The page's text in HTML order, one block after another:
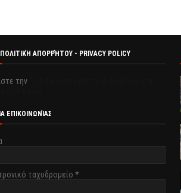
ΠΟΛΙΤΙΚΉ ΑΠΟΡΡΉΤΟΥ - PRIVACY POLICY
την
ΕΠΙΚΟΙΝΩΝΊΑΣ
ταχυδρομείο *